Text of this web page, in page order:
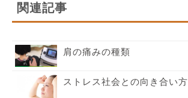
関連記事
肩の痛みの種類
ストレス社会との向き合い方